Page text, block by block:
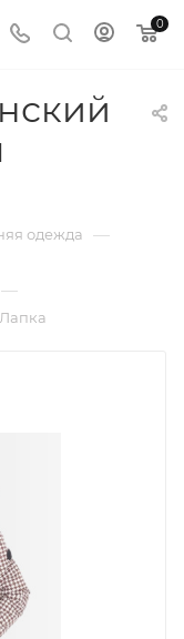
0
одежда —
—